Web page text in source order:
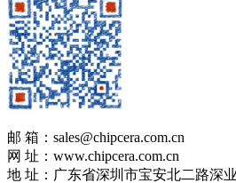
邮 箱：sales@chipcera.com.cn
网 址：www.chipcera.com.cn
地 址：广东省深圳市宝安北二路深